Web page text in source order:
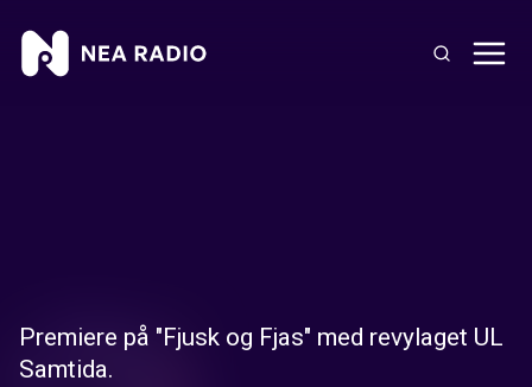
Premiere på "Fjusk og Fjas" med revylaget UL
Samtida.